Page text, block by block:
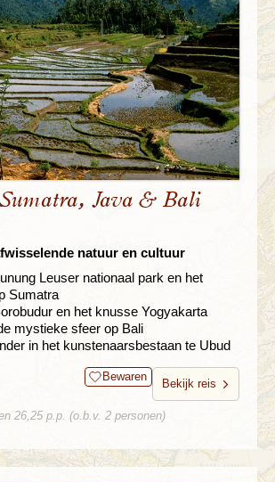
Java & Bali
natuur en cultuur
Leuser nationaal park en het
Sumatra
en het knusse Yogyakarta
mystieke sfeer op Bali
in het kunstenaarsbestaan te Ubud
Bewaren
Bekijk reis
26,25 p.p. (o.b.v. 2 personen)